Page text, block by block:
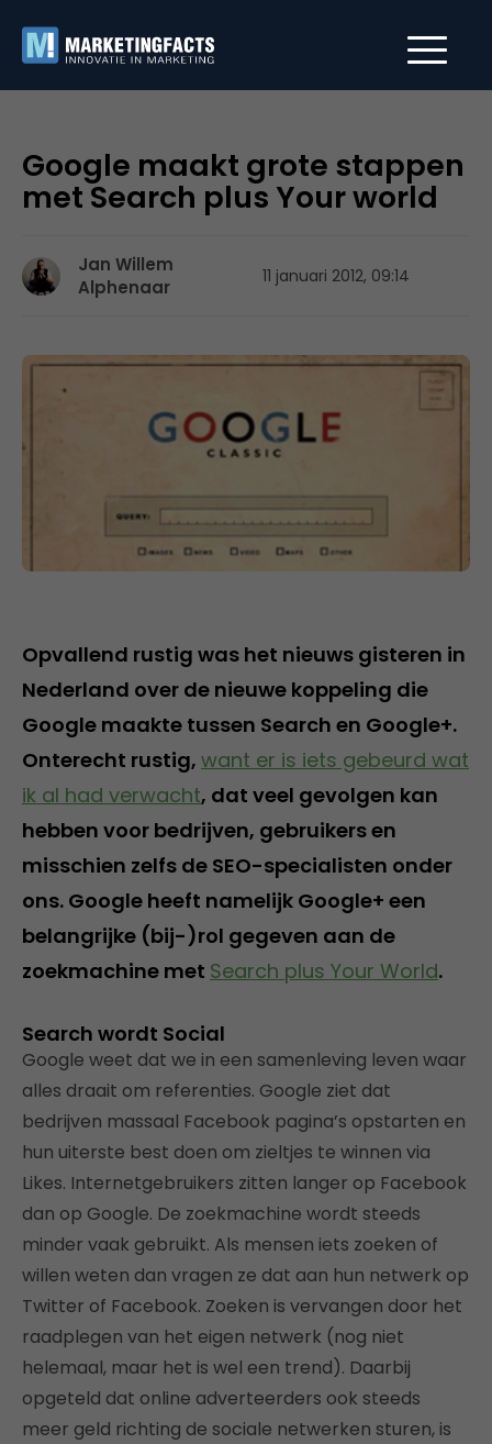
Google maakt grote stappen
met Search plus Your world
Jan Willem
Alphenaar
11 januari 2012, 09:14
Opvallend rustig was het nieuws gisteren in
Nederland over de nieuwe koppeling die
Google maakte tussen Search en Google+.
Onterecht rustig, want er is iets gebeurd wat
ik al had verwacht, dat veel gevolgen kan
hebben voor bedrijven, gebruikers en
misschien zelfs de SEO-specialisten onder
ons. Google heeft namelijk Google+ een
belangrijke (bij-)rol gegeven aan de
zoekmachine met Search plus Your World.
Search wordt Social
Google weet dat we in een samenleving leven waar
alles draait om referenties. Google ziet dat
bedrijven massaal Facebook pagina’s opstarten en
hun uiterste best doen om zieltjes te winnen via
Likes. Internetgebruikers zitten langer op Facebook
dan op Google. De zoekmachine wordt steeds
minder vaak gebruikt. Als mensen iets zoeken of
willen weten dan vragen ze dat aan hun netwerk op
Twitter of Facebook. Zoeken is vervangen door het
raadplegen van het eigen netwerk (nog niet
helemaal, maar het is wel een trend). Daarbij
opgeteld dat online adverteerders ook steeds
meer geld richting de sociale netwerken sturen, is